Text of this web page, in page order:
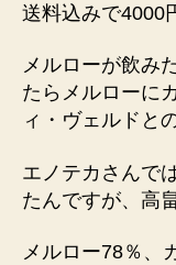
送料込みで4000
メルローが飲み
たらメルローに
ィ・ヴェルドと
エノテカさんで
たんですが、高
メルロー78％、